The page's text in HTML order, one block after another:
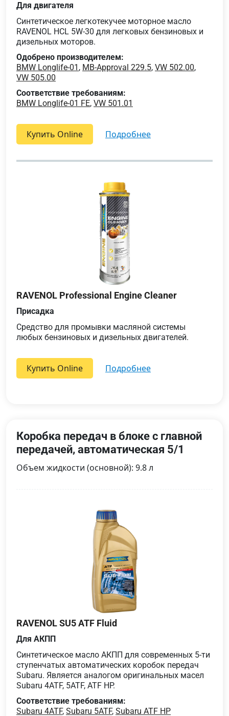
Для двигателя
Синтетическое легкотекучее моторное масло
RAVENOL HCL 5W-30 для легковых бензиновых и
дизельных моторов.
Одобрено производителем:
BMW Longlife-01 , MB-Approval 229.5, VW 502.00,
VW 505.00
Соответствие требованиям:
BMW Longlife-01 FE, VW 501.01
Купить Online подробнее
RAVENOL Professional Engine Cleaner
Присадка
Средство для промывки масляной системы
любых бензиновых и дизельных двигателей.
Купить Online подробнее
Коробка передач в блоке с главной
передачей, автоматическая 5/1
Объем жидкости (основной): 9.8 л
RAVENOL SU5 ATF Fluid
Для АКПП
Синтетическое масло АКПП для современных 5-ти
ступенчатых автоматических коробок передач
Subaru. Является аналогом оригинальных масел
Subaru 4ATF, 5ATF, ATF HP.
Соответствие требованиям:
Subaru 4ATF, Subaru 5ATF, Subaru ATF HP